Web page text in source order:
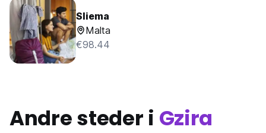
Sliema
Malta
€98.44
Andre steder i Gzira